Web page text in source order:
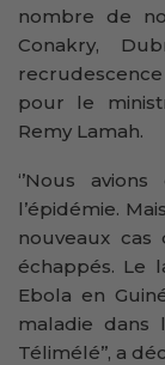
nombre de
Conakry,
pour le
Remy Lamah.
‘’Nous
l’épidémie.
nouveaux
échappés. Le
Ebola en
maladie dans
Télimélé’’, a